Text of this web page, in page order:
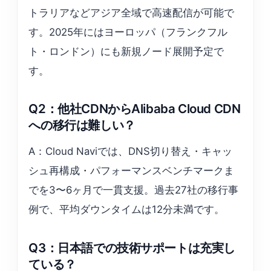
トラリアなどアジア全域で高速配信が可能で
す。2025年にはヨーロッパ（フランクフル
ト・ロンドン）にも新規ノード展開予定で
す。
Q2：他社CDNからAlibaba Cloud CDN
への移行は難しい？
A：Cloud Naviでは、DNS切り替え・キャッ
シュ再構成・パフォーマンスベンチマークま
でを3〜6ヶ月で一貫支援。過去27社の移行事
例で、平均ダウンタイムは12分未満です。
Q3：日本語での技術サポートは充実し
ている？